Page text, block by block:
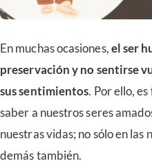
En muchas ocasiones,el ser
preservación y no sentirse
sus sentimientos. Por ello,
saber a nuestros seres
nuestras vidas; no sólo en las
demás también.